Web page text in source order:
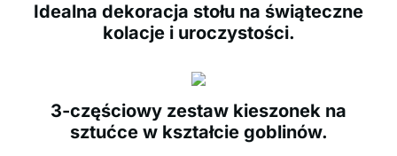
Idealna dekoracja stołu na świąteczne
kolacje i uroczystości.
3-częściowy zestaw kieszonek na
sztućce w kształcie goblinów.